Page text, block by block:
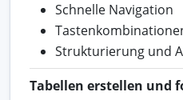
Schnelle Navigation
Strukturierung und
Tabellen erstellen und